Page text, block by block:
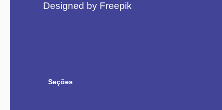
Designed by Freepik
Seções